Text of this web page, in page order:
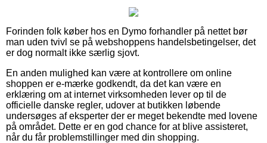
Forinden folk køber hos en Dymo forhandler på nettet bør
man uden tvivl se på webshoppens handelsbetingelser, det
er dog normalt ikke særlig sjovt.
En anden mulighed kan være at kontrollere om online
shoppen er e-mærke godkendt, da det kan være en
erklæring om at internet virksomheden lever op til de
officielle danske regler, udover at butikken løbende
undersøges af eksperter der er meget bekendte med lovene
på området. Dette er en god chance for at blive assisteret,
når du får problemstillinger med din shopping.